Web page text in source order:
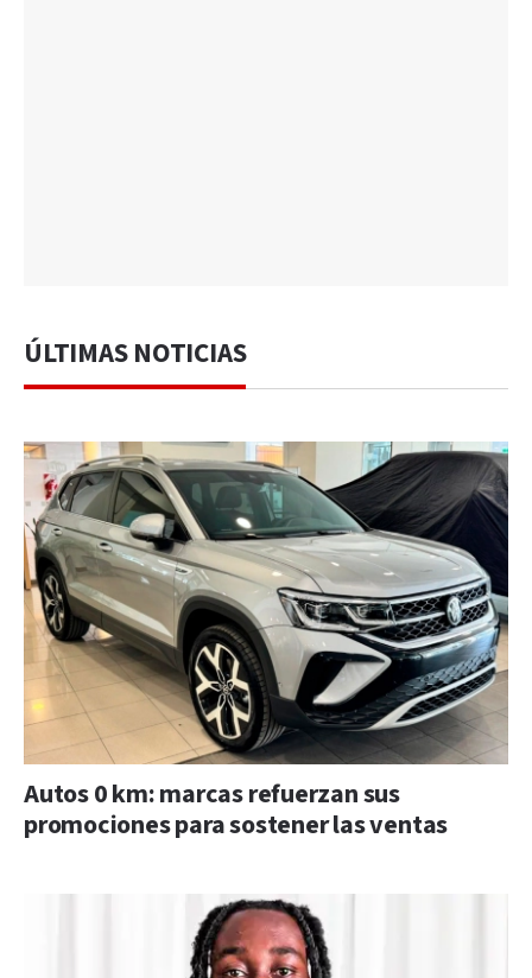
ÚLTIMAS NOTICIAS
Autos 0 km: marcas refuerzan sus
promociones para sostener las ventas